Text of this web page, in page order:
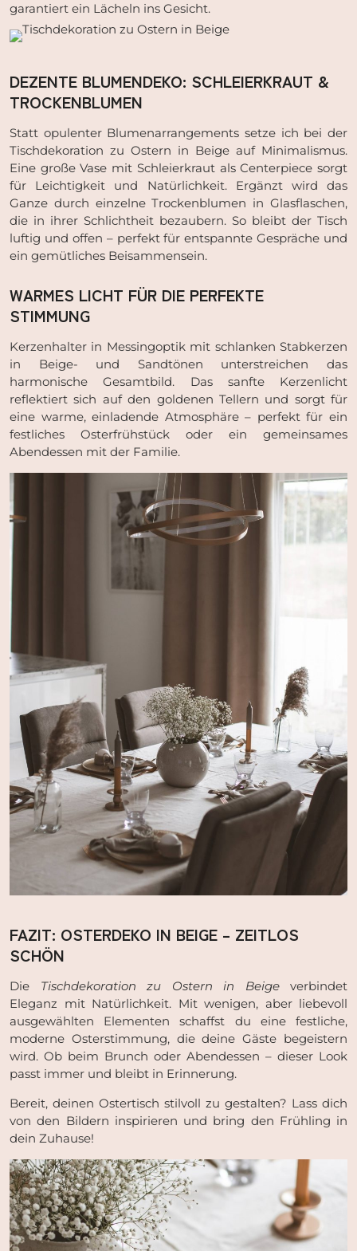
garantiert ein Lächeln ins Gesicht.
DEZENTE BLUMENDEKO: SCHLEIERKRAUT &
TROCKENBLUMEN
Statt opulenter Blumenarrangements setze ich bei der
Tischdekoration zu Ostern in Beige auf Minimalismus.
Eine große Vase mit Schleierkraut als Centerpiece sorgt
für Leichtigkeit und Natürlichkeit. Ergänzt wird das
Ganze durch einzelne Trockenblumen in Glasflaschen,
die in ihrer Schlichtheit bezaubern. So bleibt der Tisch
luftig und offen – perfekt für entspannte Gespräche und
ein gemütliches Beisammensein.
WARMES LICHT FÜR DIE PERFEKTE
STIMMUNG
Kerzenhalter in Messingoptik mit schlanken Stabkerzen
in Beige- und Sandtönen unterstreichen das
harmonische Gesamtbild. Das sanfte Kerzenlicht
reflektiert sich auf den goldenen Tellern und sorgt für
eine warme, einladende Atmosphäre – perfekt für ein
festliches Osterfrühstück oder ein gemeinsames
Abendessen mit der Familie.
FAZIT: OSTERDEKO IN BEIGE – ZEITLOS
SCHÖN
Die Tischdekoration zu Ostern in Beigeverbindet
Eleganz mit Natürlichkeit. Mit wenigen, aber liebevoll
ausgewählten Elementen schaffst du eine festliche,
moderne Osterstimmung, die deine Gäste begeistern
wird. Ob beim Brunch oder Abendessen – dieser Look
passt immer und bleibt in Erinnerung.
Bereit, deinen Ostertisch stilvoll zu gestalten? Lass dich
von den Bildern inspirieren und bring den Frühling in
dein Zuhause!